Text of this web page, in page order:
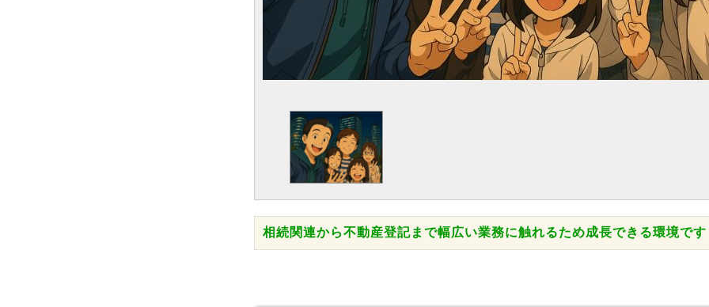
相続関連から不動産登記まで幅広い業務に触れるため成長できる環境です